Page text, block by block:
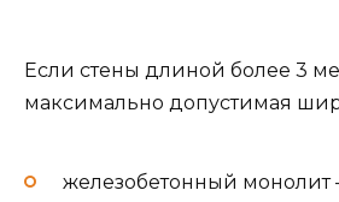
Если стены длиной более 3
максимально допустимая
железобетонный монолит